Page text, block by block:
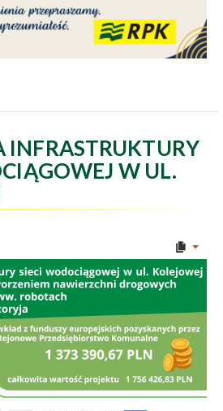
INFRASTRUKTURY
W UL.